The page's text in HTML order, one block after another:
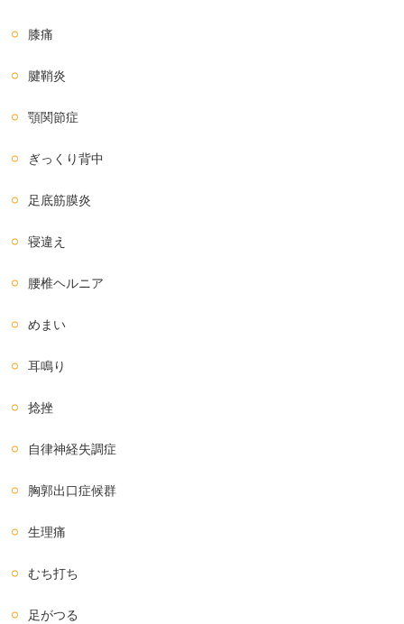
膝痛
腱鞘炎
顎関節症
ぎっくり背中
足底筋膜炎
寝違え
腰椎ヘルニア
めまい
耳鳴り
捻挫
自律神経失調症
胸郭出口症候群
生理痛
むち打ち
足がつる